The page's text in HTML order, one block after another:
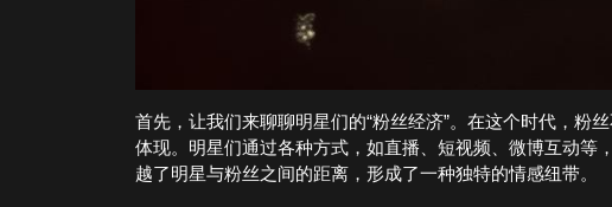
首先，让我们来聊聊明星们的“粉丝经济”。在这个时代，粉
体现。明星们通过各种方式，如直播、短视频、微博互动等
越了明星与粉丝之间的距离，形成了一种独特的情感纽带。